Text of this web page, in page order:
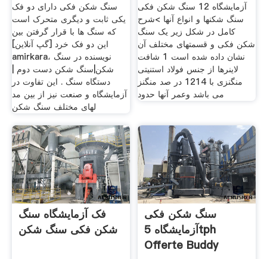
سنگ شکن فکی دارای دو فک
یکی ثابت و دیگری متحرک است
که سنگ ها با قرار گرفتن بین
این دو فک خرد [گپ آنلاین]
amirkara، نویسنده در سنگ
شکن|سنگ شکن دست دوم |
دستگاه سنگ . این تفاوت در
آزمایشگاه و صنعت نیز از بین مد
لهای مختلف سنگ شکن
آزمایشگاه 12 سنگ شکن فکی
سنگ شکنها و انواع آنها >شرح
کامل در شکل زیر یک سنگ
شکن فکی و قسمتهای مختلف آن
نشان داده شده است 1 شافت
لاینرها از جنس فولاد استنیتی
منگنزی با 1214 در صد منگنز
می باشد وعمر آنها حدود
فک آزمایشگاه سنگ
شکن فکی سنگ شکن
سنگ شکن فکی
آزمایشگاه 5tph
Offerte Buddy